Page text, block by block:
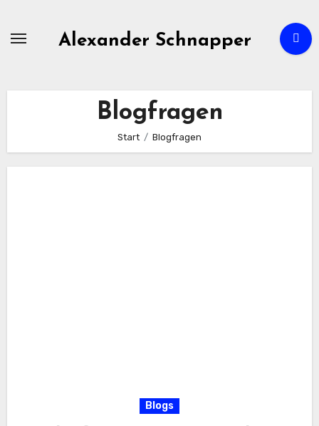
Alexander Schnapper
Blogfragen
Start Blogfragen
Blogs